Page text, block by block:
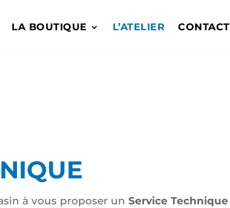
LA BOUTIQUE L’ATELIER CONTACT
à vous proposer un Service Technique